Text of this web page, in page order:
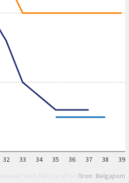
39
38
37
36
35
34
33
32
Bron: Belgapom
Gemaakt met ANP/LocalFocus